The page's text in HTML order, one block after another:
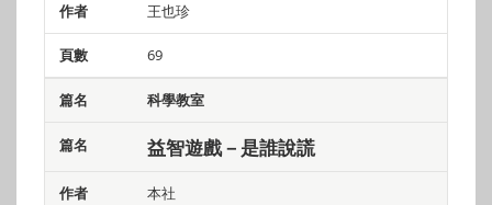
王也珍
69
科學教室
益智遊戲－是誰說謊
本社